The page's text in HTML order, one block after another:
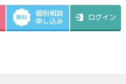
無料 個別相談
申し込み ログイン